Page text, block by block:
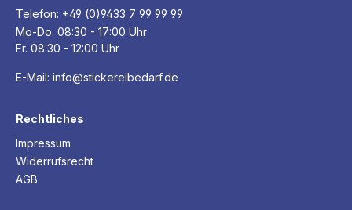
Telefon: +49 (0)9433 7 99 99 99
Mo-Do. 08:30 - 17:00 Uhr
Fr. 08:30 - 12:00 Uhr
E-Mail: info@stickereibedarf.de
Rechtliches
Impressum
Widerrufsrecht
AGB